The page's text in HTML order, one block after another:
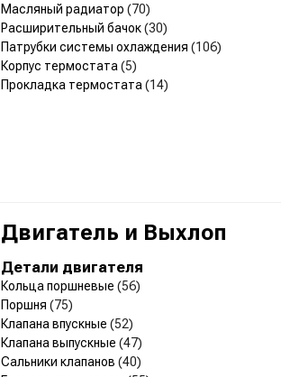
Масляный радиатор (70)
Расширительный бачок(30)
Патрубки системы охлаждения (106)
Корпус термостата (5)
Прокладка термостата (14)
Двигатель и Выхлоп
Детали двигателя
Кольца поршневые (56)
Поршня (75)
Клапана впускные (52)
Клапана выпускные (47)
Сальники клапанов (40)